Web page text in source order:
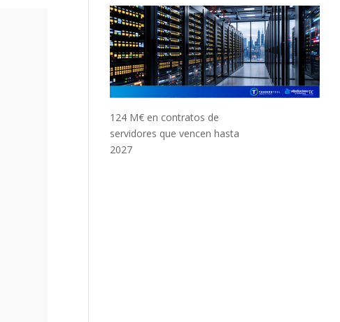
124 M€ en contratos de
servidores que vencen hasta
2027